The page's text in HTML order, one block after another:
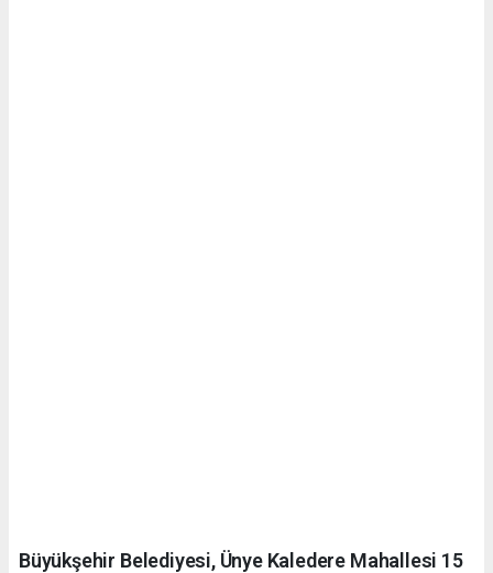
Büyükşehir Belediyesi, Ünye Kaledere Mahallesi 15